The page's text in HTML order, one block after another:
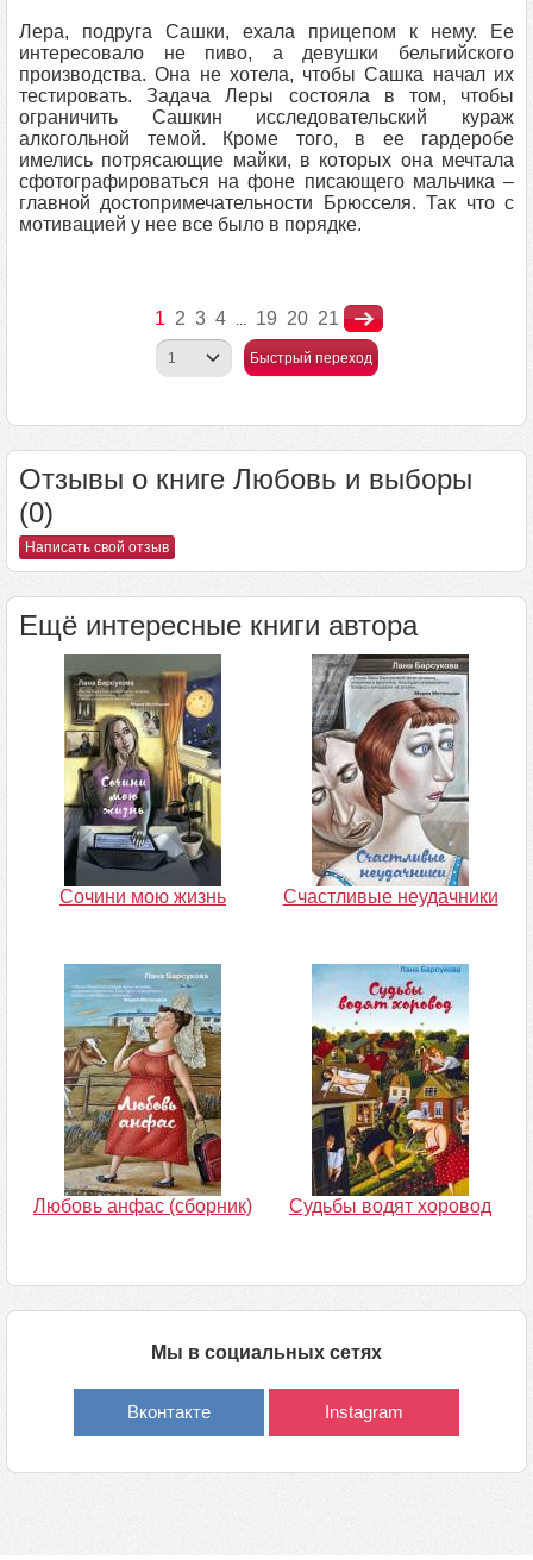
Лера, подруга Сашки, ехала прицепом к нему. Ее
интересовало не пиво, а девушки бельгийского
производства. Она не хотела, чтобы Сашка начал их
тестировать. Задача Леры состояла в том, чтобы
ограничить Сашкин исследовательский кураж
алкогольной темой. Кроме того, в ее гардеробе
имелись потрясающие майки, в которых она мечтала
сфотографироваться на фоне писающего мальчика –
главной достопримечательности Брюсселя. Так что с
мотивацией у нее все было в порядке.
1 2 3 4 ... 19 20 21
Быстрый переход
Отзывы о книге Любовь и выборы
(0)
Написать свой отзыв
Ещё интересные книги автора
Сочини мою жизнь Счастливые неудачники
Любовь анфас (сборник) Судьбы водят хоровод
Мы в социальных сетях
Вконтакте Instagram